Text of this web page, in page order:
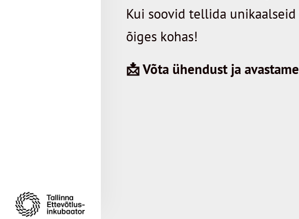
Kui soovid tellida
õiges kohas!
📩 Võta ühendust ja